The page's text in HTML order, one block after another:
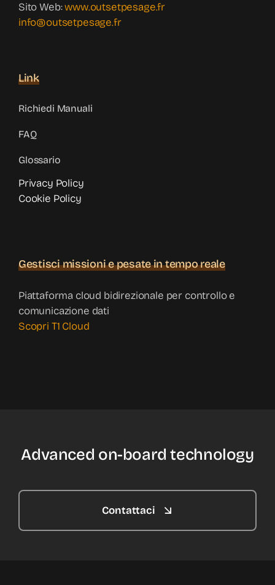
Sito Web:www.outsetpesage.fr
info@outsetpesage.fr
Link
Richiedi Manuali
FAQ
Glossario
Privacy Policy
Cookie Policy
Gestisci missioni e pesate in tempo reale
Piattaforma cloud bidirezionale per controllo e
comunicazione dati
Scopri T1 Cloud
Advanced on-board technology
Contattaci